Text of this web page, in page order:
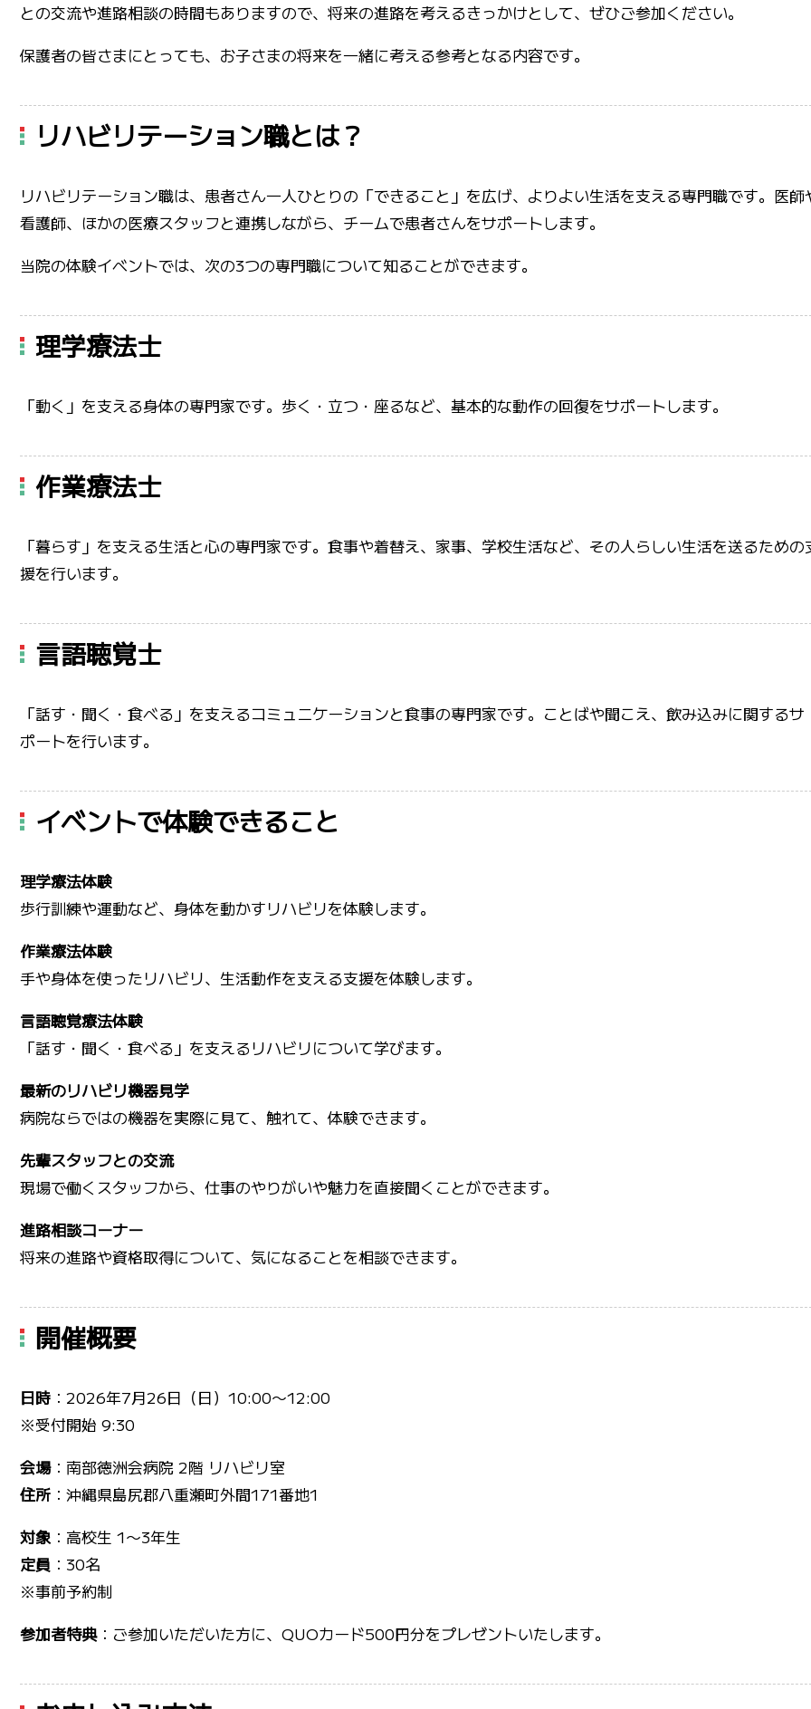
との交流や進路相談の時間もありますので、将来の進路を考えるきっかけとして、ぜひご参加ください。
保護者の皆さまにとっても、お子さまの将来を一緒に考える参考となる内容です。
リハビリテーション職とは？
リハビリテーション職は、患者さん一人ひとりの「できること」を広げ、よりよい生活を支える専門職です。医師
看護師、ほかの医療スタッフと連携しながら、チームで患者さんをサポートします。
当院の体験イベントでは、次の3つの専門職について知ることができます。
理学療法士
「動く」を支える身体の専門家です。歩く・立つ・座るなど、基本的な動作の回復をサポートします。
作業療法士
「暮らす」を支える生活と心の専門家です。食事や着替え、家事、学校生活など、その人らしい生活を送るための
援を行います。
言語聴覚士
「話す・聞く・食べる」を支えるコミュニケーションと食事の専門家です。ことばや聞こえ、飲み込みに関するサ
ポートを行います。
イベントで体験できること
理学療法体験
歩行訓練や運動など、身体を動かすリハビリを体験します。
作業療法体験
手や身体を使ったリハビリ、生活動作を支える支援を体験します。
言語聴覚療法体験
「話す・聞く・食べる」を支えるリハビリについて学びます。
最新のリハビリ機器見学
病院ならではの機器を実際に見て、触れて、体験できます。
先輩スタッフとの交流
現場で働くスタッフから、仕事のやりがいや魅力を直接聞くことができます。
進路相談コーナー
将来の進路や資格取得について、気になることを相談できます。
開催概要
日時 ：2026年7月26日（日）10:00〜12:00
※受付開始 9:30
会場：南部徳洲会病院 2階 リハビリ室
住所 ：沖縄県島尻郡八重瀬町外間171番地1
対象 ：高校生 1〜3年生
定員 ：30名
※事前予約制
参加者特典：ご参加いただいた方に、QUOカード500円分をプレゼントいたします。